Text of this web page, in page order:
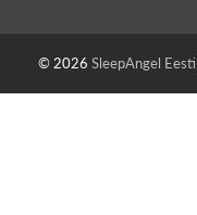
© 2026 SleepAngel Eesti